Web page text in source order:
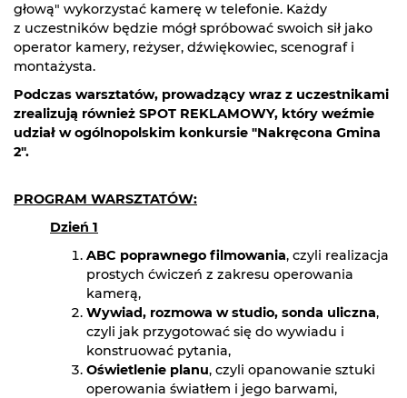
głową" wykorzystać kamerę w telefonie. Każdy
z uczestników będzie mógł spróbować swoich sił jako
operator kamery, reżyser, dźwiękowiec, scenograf i
montażysta.
Podczas warsztatów, prowadzący wraz z uczestnikami
zrealizują również SPOT REKLAMOWY, który weźmie
udział w ogólnopolskim konkursie "Nakręcona Gmina
2".
PROGRAM WARSZTATÓW:
Dzień 1
ABC poprawnego filmowania, czyli realizacja
prostych ćwiczeń z zakresu operowania
kamerą,
Wywiad, rozmowa w studio, sonda uliczna,
czyli jak przygotować się do wywiadu i
konstruować pytania,
Oświetlenie planu, czyli opanowanie sztuki
operowania światłem i jego barwami,